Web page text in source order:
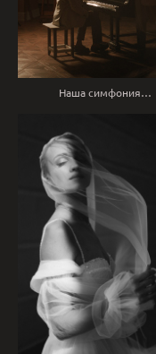
Наша симфония…